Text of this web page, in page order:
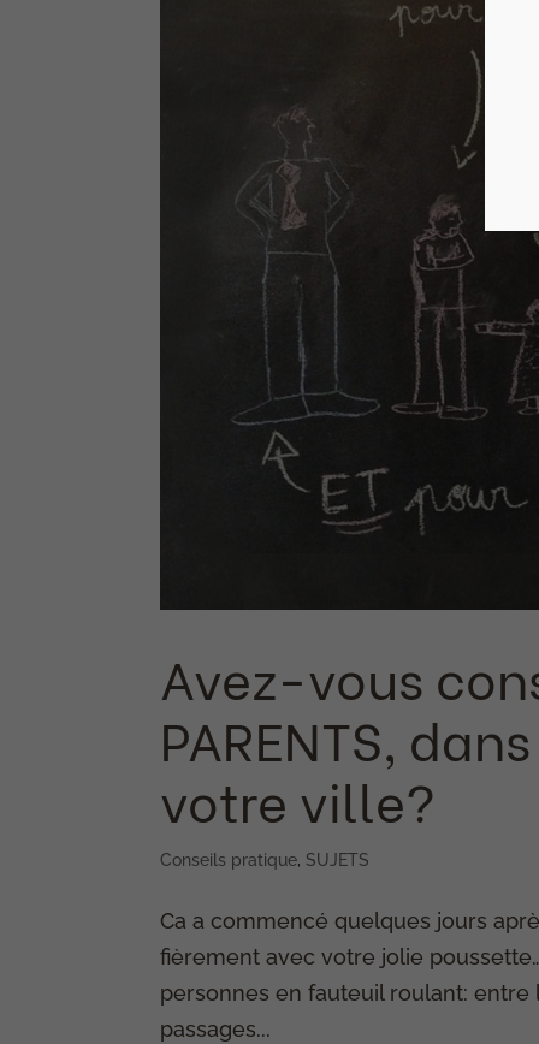
Avez-vous
PARENTS,
votre ville?
Conseils pratique, SUJETS
Ca a commencé quelques jours
fièrement avec votre jolie
personnes en fauteuil roulant:
passages...